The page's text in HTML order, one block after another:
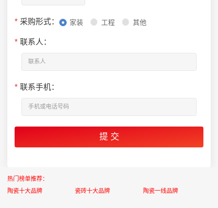
* 采购形式： 家装 工程 其他
* 联系人：
* 联系手机：
热门榜单推荐：
陶瓷十大品牌
瓷砖十大品牌 陶瓷一线品牌